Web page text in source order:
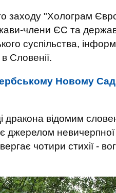
заходу "Холограм
члени ЄС та
суспільства,
Словенії.
Новому
дракона відомим
джерелом невичерпної
чотири стихії -